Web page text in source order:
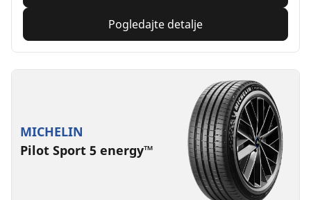
Pogledajte detalje
MICHELIN
Pilot Sport 5 energy™